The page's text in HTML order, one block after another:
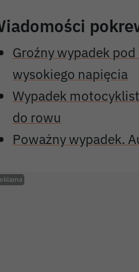
Groźny wypadek pod
wysokiego napięcia
Wypadek
do rowu
Poważny wypadek.